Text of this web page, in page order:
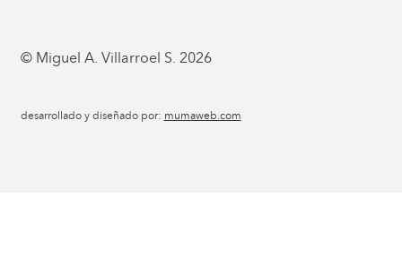
© Miguel A. Villarroel S. 2026
desarrollado y diseñado por: mumaweb.com